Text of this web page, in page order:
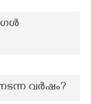
വർഷം?